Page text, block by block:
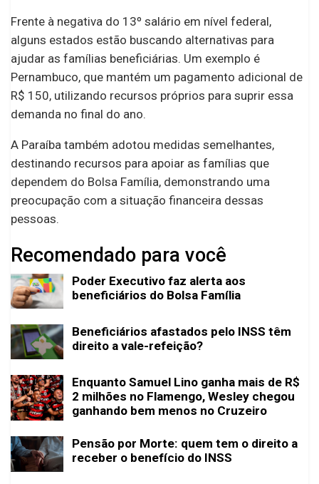
Frente à negativa do 13º salário em nível federal,
alguns estados estão buscando alternativas para
ajudar as famílias beneficiárias. Um exemplo é
Pernambuco, que mantém um pagamento adicional de
R$ 150, utilizando recursos próprios para suprir essa
demanda no final do ano.
A Paraíba também adotou medidas semelhantes,
destinando recursos para apoiar as famílias que
dependem do Bolsa Família, demonstrando uma
preocupação com a situação financeira dessas
pessoas.
Recomendado para você
Poder Executivo faz alerta aos
beneficiários do Bolsa Família
Beneficiários afastados pelo INSS têm
direito a vale-refeição?
Enquanto Samuel Lino ganha mais de R$
2 milhões no Flamengo, Wesley chegou
ganhando bem menos no Cruzeiro
Pensão por Morte: quem tem o direito a
receber o benefício do INSS